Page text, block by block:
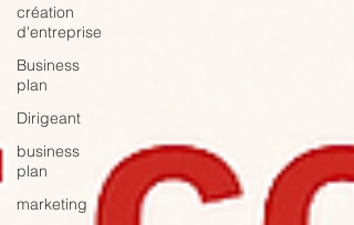
création
d'entreprise
Business
plan
Dirigeant
business
plan
marketing